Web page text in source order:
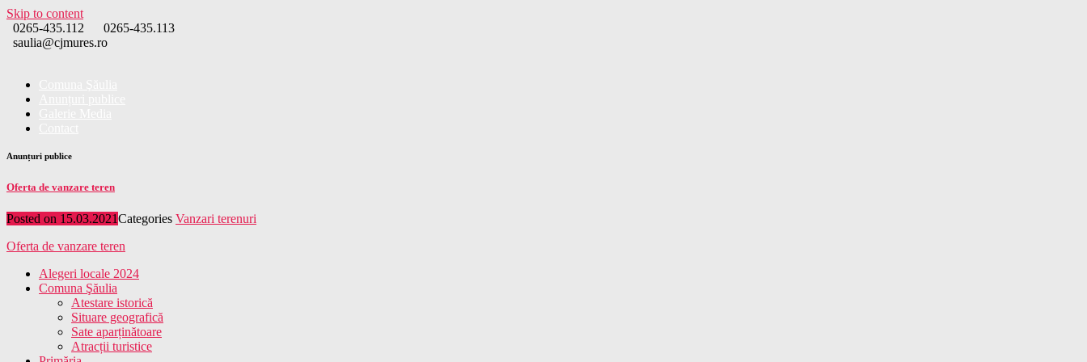
Skip to content
0265-435.112
0265-435.113
saulia@cjmures.ro
Anunțuri publice
Oferta de vanzare teren
Posted on 15.03.2021Categories Vanzari terenuri
Oferta de vanzare teren
Alegeri locale 2024
Comuna Şăulia
Atestare istorică
Situare geografică
Sate aparținătoare
Atracții turistice